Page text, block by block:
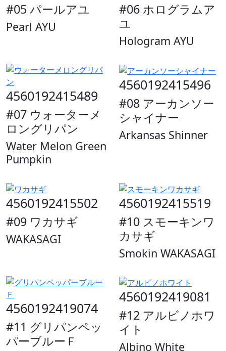
#05 パールアユ
Pearl AYU
#06 ホログラムア
ユ
Hologram AYU
4560192415489
#07 ウォーターメ
ロングリパン
Water Melon Green
Pumpkin
4560192415496
#08 アーカンソー
シャイナー
Arkansas Shinner
4560192415502
#09 ワカサギ
WAKASAGI
4560192415519
#10 スモーキンワ
カサギ
Smokin WAKASAGI
4560192419074
#11 グリパンペッ
パーブルーＦ
4560192419081
#12 アルビノホワ
イト
Albino White